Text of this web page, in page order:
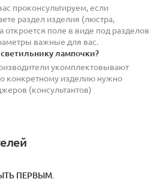
проконсультируем, если
раздел изделия (люстра,
откроется поле в виде под разделов
важные для вас.
лампочки?
укомплектовывают
конкретному изделию нужно
(консультантов)
ПЕРВЫМ.